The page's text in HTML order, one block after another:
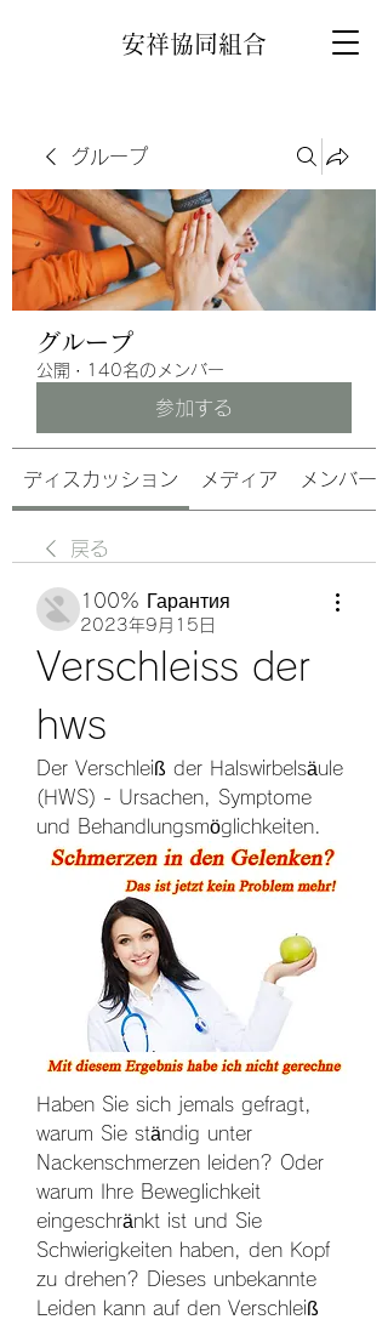
安祥協同組合
グループ
グループ
公開 · 140名のメンバー
参加する
ディスカッション メディア メンバー
戻る
100% Гарантия
2023年9月15日
Verschleiss der
hws
Der Verschleiß der Halswirbelsäule
(HWS) - Ursachen, Symptome
und Behandlungsmöglichkeiten.
Haben Sie sich jemals gefragt,
warum Sie ständig unter
Nackenschmerzen leiden? Oder
warum Ihre Beweglichkeit
eingeschränkt ist und Sie
Schwierigkeiten haben, den Kopf
zu drehen? Dieses unbekannte
Leiden kann auf den Verschleiß